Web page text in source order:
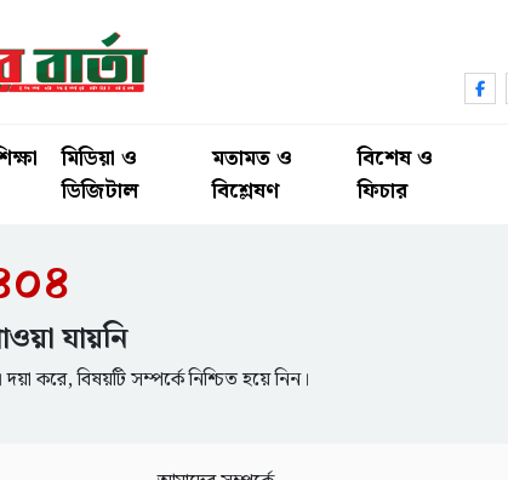
মিডিয়া ও
ডিজিটাল
মতামত ও
বিশ্লেষণ
বিশেষ ও
ফিচার
যায়নি
করে, বিষয়টি সম্পর্কে নিশ্চিত হয়ে নিন।